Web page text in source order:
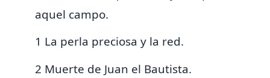
aquel campo.
1 La perla preciosa y la red.
2 Muerte de Juan el Bautista.